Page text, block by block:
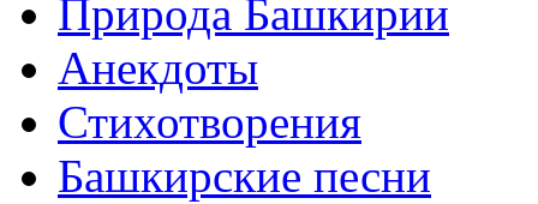
Природа Башкирии
Анекдоты
Стихотворения
Башкирские песни